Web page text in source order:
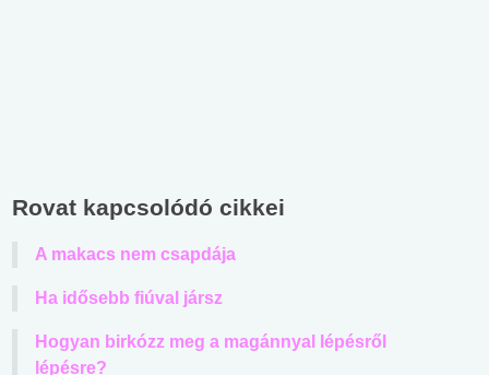
Rovat kapcsolódó cikkei
A makacs nem csapdája
Ha idősebb fiúval jársz
Hogyan birkózz meg a magánnyal lépésről
lépésre?